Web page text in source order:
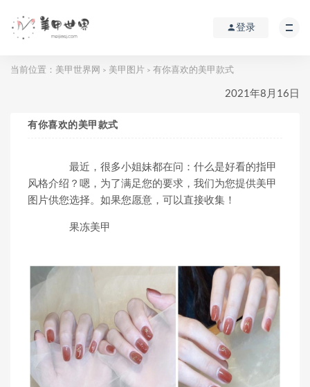
登录
当前位置： 美甲世界网 > 美甲图片 > 有你喜欢的美甲款式
2021年8月16日
有你喜欢的美甲款式
最近，很多小姐妹都在问：什么是好看的指甲
风格介绍？嗯，为了满足您的要求，我们为您提供美甲
图片供您选择。如果您愿意，可以直接收集！
果冻美甲